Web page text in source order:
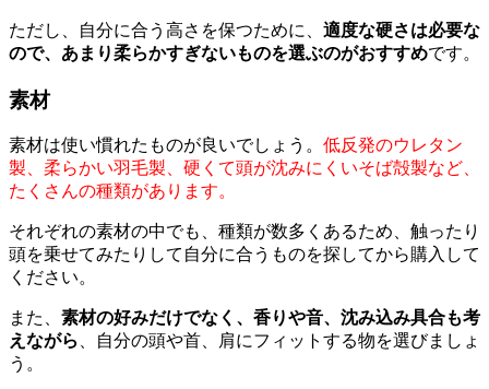
ただし、自分に合う高さを保つために、 適度な硬さは必要な
ので、あまり柔らかすぎないものを選ぶのがおすすめです。
素材
素材は使い慣れたものが良いでしょう。 低反発のウレタン
製、柔らかい羽毛製、硬くて頭が沈みにくいそば殻製など、
たくさんの種類があります。
それぞれの素材の中でも、種類が数多くあるため、触ったり
頭を乗せてみたりして自分に合うものを探してから購入して
ください。
また、 素材の好みだけでなく、香りや音、沈み込み具合も考
えながら
、自分の頭や首、肩にフィットする物を選びましょ
う。